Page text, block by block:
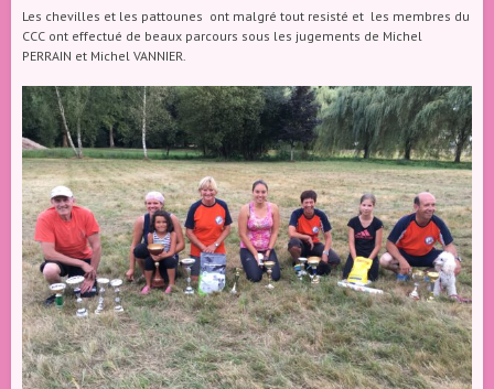
Les chevilles et les pattounes ont malgré tout resisté et les membres du
CCC ont effectué de beaux parcours sous les jugements de Michel
PERRAIN et Michel VANNIER.